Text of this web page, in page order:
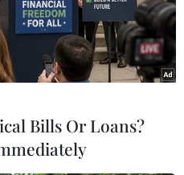
Hàn Quốc áp dụng ưu đãi
thuế hỗ trợ 6 ngành công
nghiệp chiến lược
07/08/2026 10:21
Bills Or Loans?